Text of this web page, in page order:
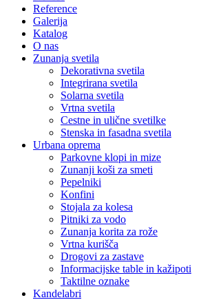
Reference
Galerija
Katalog
O nas
Zunanja svetila
Dekorativna svetila
Integrirana svetila
Solarna svetila
Vrtna svetila
Cestne in ulične svetilke
Stenska in fasadna svetila
Urbana oprema
Parkovne klopi in mize
Zunanji koši za smeti
Pepelniki
Konfini
Stojala za kolesa
Pitniki za vodo
Zunanja korita za rože
Vrtna kurišča
Drogovi za zastave
Informacijske table in kažipoti
Taktilne oznake
Kandelabri